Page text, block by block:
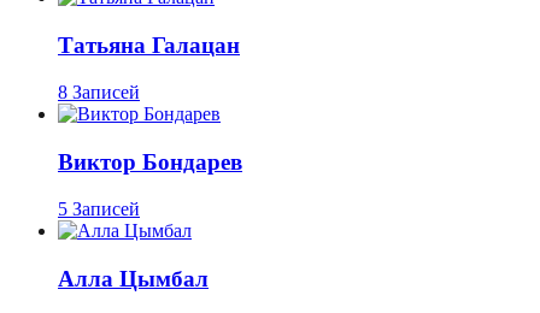
Татьяна Галацан
8 Записей
Виктор Бондарев
5 Записей
Алла Цымбал